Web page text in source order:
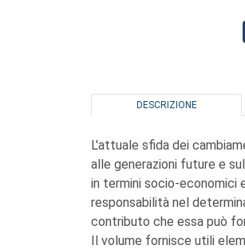
DESCRIZIONE
L'attuale sfida dei
alle generazioni future e
in termini socio-economici
responsabilità nel
contributo che essa può
Il volume fornisce utili